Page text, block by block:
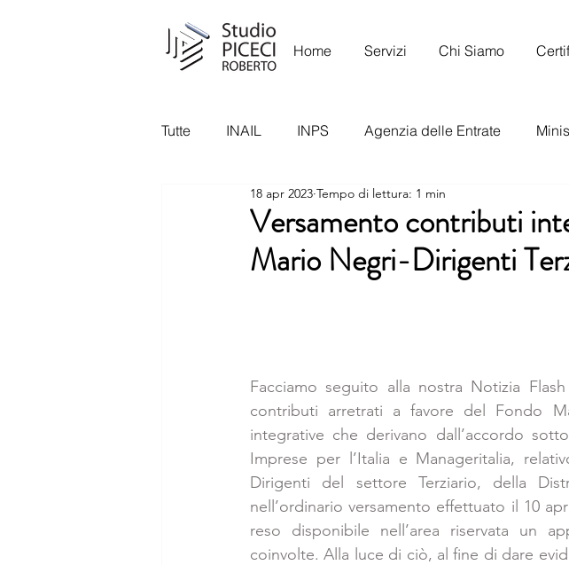
Home Servizi Chi Siamo
Tutte INAIL INPS Agenzia delle Entrate
Garante Privacy Ispettorato Nazionale del Lavoro
Versamento contributi
Mario Negri-Dirigenti
18 apr 2023 Tempo di lettura: 1 min
Facciamo seguito alla nostra Notizia
contributi arretrati a favore del Fondo
integrative che derivano dall’accordo
Imprese per l’Italia e Manageritalia,
Dirigenti del settore Terziario, della
nell’ordinario versamento effettuato il 10
reso disponibile nell’area riservata un
coinvolte. Alla luce di ciò, al fine di dare